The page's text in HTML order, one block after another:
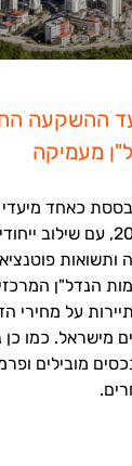
מעמיקה
כאחד
המסקרנים לשנת 2026, עם
ותשואות
הנדל"ן
על מחירי
מישראל. כמו כן
מובילים